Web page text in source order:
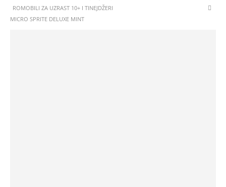
ROMOBILI ZA UZRAST 10+ I TINEJDŽERI
MICRO SPRITE DELUXE MINT